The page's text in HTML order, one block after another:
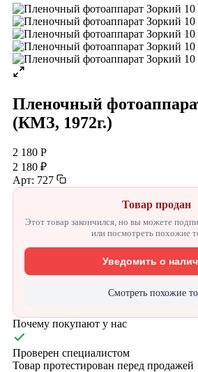
Пленочный
(КМЗ, 1972г.)
2 180 Р
2 180 ₽
Арт: 727
Товар продан
Этот товар закончился, но вы можете
или посмотреть похожие
Уведомить о
Смотреть похожие
Почему покупают у нас
Проверен специалистом
Товар протестирован перед продажей